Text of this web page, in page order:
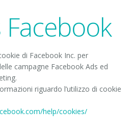
di Facebook Inc. per
campagne Facebook Ads ed
riguardo l’utilizzo di cookie
help/cookies/